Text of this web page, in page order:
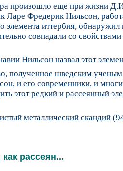
произошло еще при жизни
Ларе Фредерик Нильсон,
элемента иттербия,
совпадали со
Нильсон назвал этот
полученное шведским
и его современники, и
этот редкий и рассеянный
металлический скандий
рассеян...